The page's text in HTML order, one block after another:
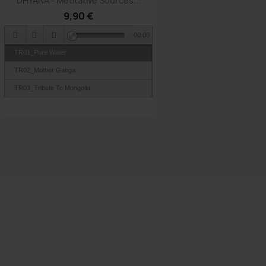
9,90 €
TR02_Mother Ganga
TR03_Tribute To Mongolia
00:00